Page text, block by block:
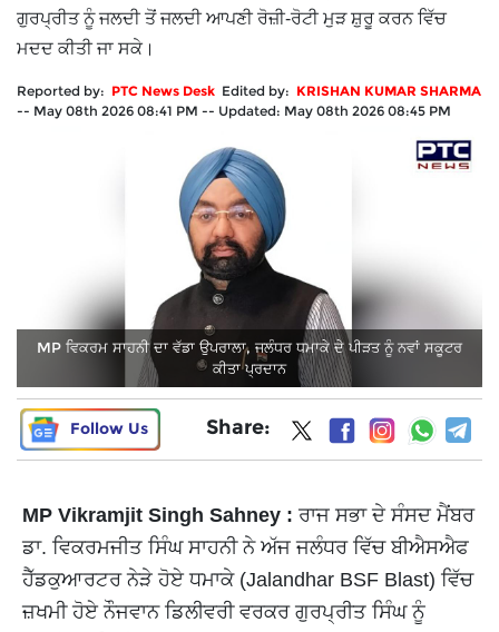
ਗੁਰਪ੍ਰੀਤ ਨੂੰ ਜਲਦੀ ਤੋਂ ਜਲਦੀ ਆਪਣੀ ਰੋਜ਼ੀ-ਰੋਟੀ ਮੁੜ ਸ਼ੁਰੂ ਕਰਨ ਵਿੱਚ
ਮਦਦ ਕੀਤੀ ਜਾ ਸਕੇ।
Reported by: PTC News Desk Edited by: KRISHAN KUMAR SHARMA
-- May 08th 2026 08:41 PM -- Updated: May 08th 2026 08:45 PM
MP ਵਿਕਰਮ ਸਾਹਨੀ ਦਾ ਵੱਡਾ ਉਪਰਾਲਾ, ਜਲੰਧਰ ਧਮਾਕੇ ਦੇ ਪੀੜਤ ਨੂੰ ਨਵਾਂ ਸਕੂਟਰ
ਕੀਤਾ ਪ੍ਰਦਾਨ
Follow Us Share:
MP Vikramjit Singh Sahney : ਰਾਜ ਸਭਾ ਦੇ ਸੰਸਦ ਮੈਂਬਰ
ਡਾ. ਵਿਕਰਮਜੀਤ ਸਿੰਘ ਸਾਹਨੀ ਨੇ ਅੱਜ ਜਲੰਧਰ ਵਿੱਚ ਬੀਐਸਐਫ
ਹੈੱਡਕੁਆਰਟਰ ਨੇੜੇ ਹੋਏ ਧਮਾਕੇ (Jalandhar BSF Blast) ਵਿੱਚ
ਜ਼ਖਮੀ ਹੋਏ ਨੌਜਵਾਨ ਡਿਲੀਵਰੀ ਵਰਕਰ ਗੁਰਪ੍ਰੀਤ ਸਿੰਘ ਨੂੰ